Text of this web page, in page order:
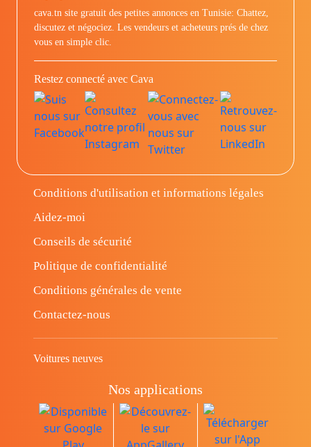
cava.tn site gratuit des petites annonces en Tunisie: Chattez,
discutez et négociez. Les vendeurs et acheteurs prés de chez
vous en simple clic.
Restez connecté avec Cava
Conditions d'utilisation et informations légales
Aidez-moi
Conseils de sécurité
Politique de confidentialité
Conditions générales de vente
Contactez-nous
Voitures neuves
Nos applications